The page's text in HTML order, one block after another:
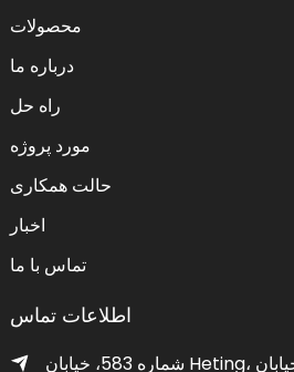
محصولات
درباره ما
راه حل
مورد پروژه
حالت همکاری
اخبار
تماس با ما
اطلاعات تماس
شماره 583، خیابان Heting، خیابان Qingshanhu،